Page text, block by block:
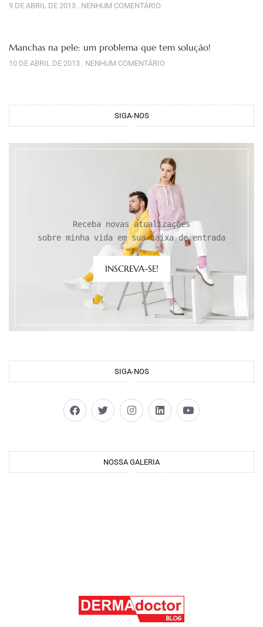
9 DE ABRIL DE 2013 NENHUM COMENTÁRIO
Manchas na pele: um problema que tem solução!
10 DE ABRIL DE 2013 NENHUM COMENTÁRIO
SIGA-NOS
Receba novas atualizações
sobre minha vida em sua caixa de entrada
INSCREVA-SE!
SIGA-NOS
NOSSA GALERIA